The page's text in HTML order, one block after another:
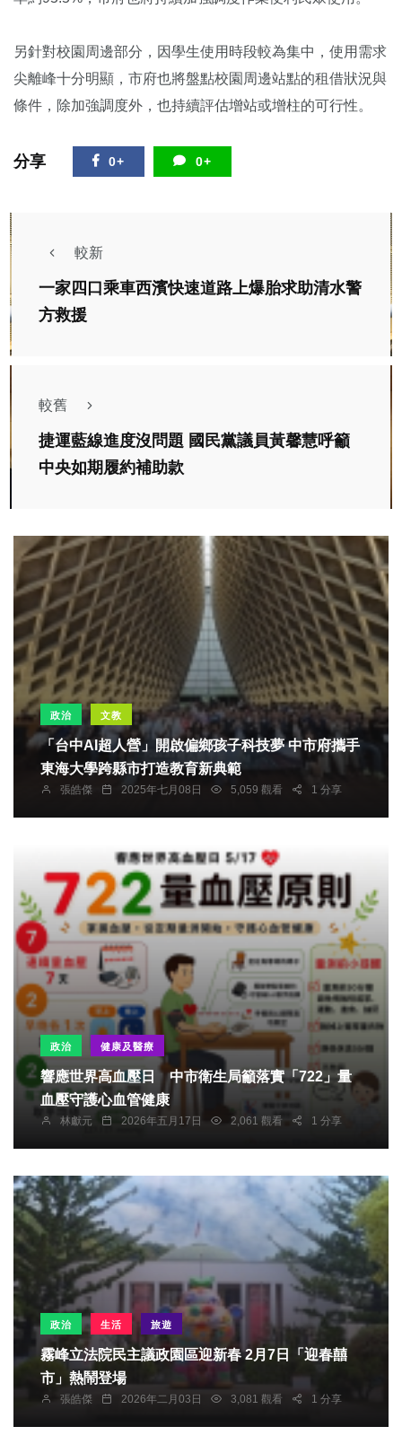
另針對校園周邊部分，因學生使用時段較為集中，使用需求
尖離峰十分明顯，市府也將盤點校園周邊站點的租借狀況與
條件，除加強調度外，也持續評估增站或增柱的可行性。
分享 0+ 0+
較新
一家四口乘車西濱快速道路上爆胎求助清水警
方救援
較舊
捷運藍線進度沒問題 國民黨議員黃馨慧呼籲
中央如期履約補助款
政治 文教
「台中AI超人營」開啟偏鄉孩子科技夢 中市府攜手
東海大學跨縣市打造教育新典範
張皓傑 2025年七月08日 5,059 觀看 1 分享
政治 健康及醫療
響應世界高血壓日 中市衛生局籲落實「722」量
血壓守護心血管健康
林獻元 2026年五月17日 2,061 觀看 1 分享
政治 生活 旅遊
霧峰立法院民主議政園區迎新春 2月7日「迎春囍
市」熱鬧登場
張皓傑 2026年二月03日 3,081 觀看 1 分享